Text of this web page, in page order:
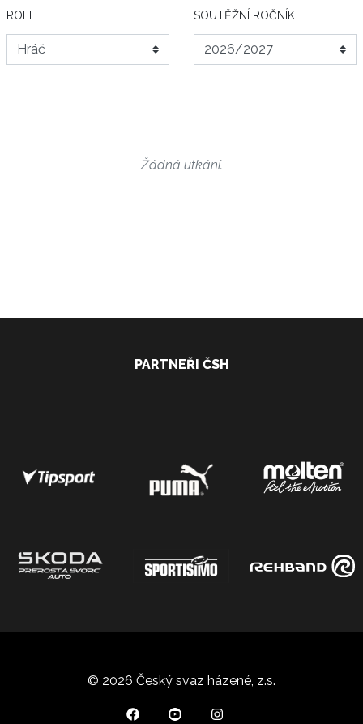
ROLE SOUTĚŽNÍ ROČNÍK
Žádná utkání.
PARTNEŘI ČSH
© 2026 Český svaz házené, z.s.